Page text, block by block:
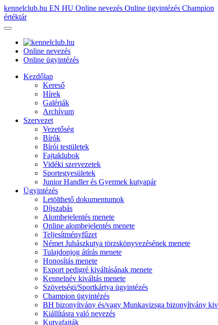
kennelclub.hu EN HU Online nevezés Online ügyintézés Champion
értéktár
Online nevezés
Online ügyintézés
Kezdőlap
Kereső
Hírek
Galériák
Archívum
Szervezet
Vezetőség
Bírók
Bírói testületek
Fajtaklubok
Vidéki szervezetek
Sportegyesületek
Junior Handler és Gyermek kutyapár
Ügyintézés
Letölthető dokumentumok
Díjszabás
Alombejelentés menete
Online alombejelentés menete
Teljesítményfűzet
Német Juhászkutya törzskönyvezésének menete
Tulajdonjog átírás menete
Honosítás menete
Export pedigré kiváltásának menete
Kennelnév kiváltás menete
Szövetségi/Sportkártya ügyintézés
Champion ügyintézés
BH bizonyítvány és/vagy Munkavizsga bizonyítvány
Kiállításra való nevezés
Kutyafajták